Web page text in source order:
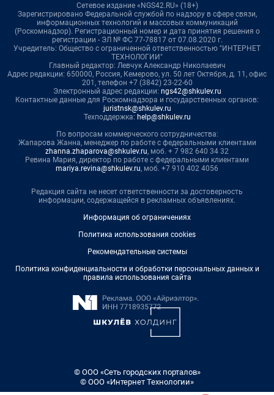
Сетевое издание «NGS42.RU» (18+)
Зарегистрировано Федеральной службой по надзору в сфере связи,
информационных технологий и массовых коммуникаций
(Роскомнадзор). Регистрационный номер и дата принятия решения о
регистрации - ЭЛ № ФС 77-78817 от 07.08.2020 г.
Учредитель: Общество с ограниченной ответственностью "ИНТЕРНЕТ
ТЕХНОЛОГИИ"
Главный редактор: Левчук Александр Николаевич
Адрес редакции: 650000, Россия, Кемерово, ул. 50 лет Октября, д. 11, офис
201, телефон +7 (3842) 23-22-60
Электронный адрес редакции: ngs42@shkulev.ru
Контактные данные для Роскомнадзора и государственных органов:
juristnsk@shkulev.ru
Техподдержка: help@shkulev.ru
По вопросам коммерческого сотрудничества:
Жапарова Жанна, менеджер по работе с федеральными клиентами
zhanna.zhaparova@shkulev.ru, моб. + 7 982 640 34 32
Ревина Мария, директор по работе с федеральными клиентами
mariya.revina@shkulev.ru, моб. +7 910 402 4056
Редакция сайта не несет ответственности за достоверность
информации, содержащейся в рекламных объявлениях.
Информация об ограничениях
Политика использования cookies
Рекомендательные системы
Политика конфиденциальности и обработки персональных данных и
правила использования сайта
© ООО «Сеть городских порталов»
© ООО «Интернет Технологии»